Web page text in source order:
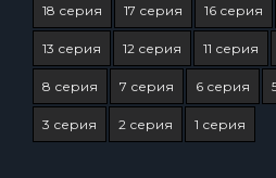
18 серия 17 серия 16 серия
13 серия 12 серия 11 серия
8 серия 7 серия 6 серия
3 серия 2 серия 1 серия